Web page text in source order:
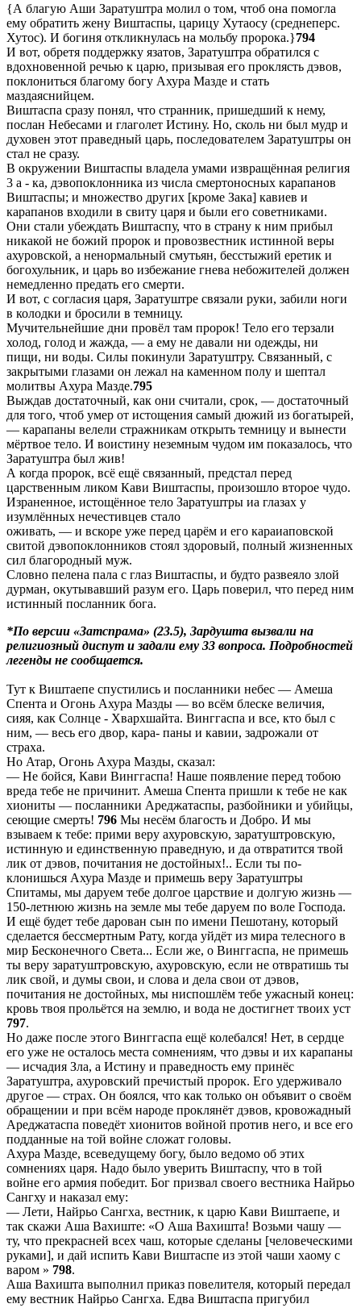
{А благую Аши Заратуштра молил о том, чтоб она помогла
ему обратить жену Виштаспы, царицу Хутаосу (среднеперс.
Хутос). И богиня откликнулась на мольбу пророка.}794
И вот, обретя поддержку язатов, Заратуштра обратился с
вдохновенной речью к царю, призывая его проклясть дэвов,
поклониться благому богу Ахура Мазде и стать
маздаяснийцем.
Виштаспа сразу понял, что странник, пришедший к нему,
послан Небесами и глаголет Истину. Но, сколь ни был мудр и
духовен этот праведный царь, последователем Заратуштры он
стал не сразу.
В окружении Виштаспы владела умами извращённая религия
3 а - ка, дэвопоклонника из числа смертоносных карапанов
Виштаспы; и множество других [кроме Зака] кавиев и
карапанов входили в свиту царя и были его советниками.
Они стали убеждать Виштаспу, что в страну к ним прибыл
никакой не божий пророк и провозвестник истинной веры
ахуровской, а ненормальный смутьян, бесстыжий еретик и
богохульник, и царь во избежание гнева небожителей должен
немедленно предать его смерти.
И вот, с согласия царя, Заратуштре связали руки, забили ноги
в колодки и бросили в темницу.
Мучительнейшие дни провёл там пророк! Тело его терзали
холод, голод и жажда, — а ему не давали ни одежды, ни
пищи, ни воды. Силы покинули Заратуштру. Связанный, с
закрытыми глазами он лежал на каменном полу и шептал
молитвы Ахура Мазде.795
Выждав достаточный, как они считали, срок, — достаточный
для того, чтоб умер от истощения самый дюжий из богатырей,
— карапаны велели стражникам открыть темницу и вынести
мёртвое тело. И воистину неземным чудом им показалось, что
Заратуштра был жив!
А когда пророк, всё ещё связанный, предстал перед
царственным ликом Кави Виштаспы, произошло второе чудо.
Израненное, истощённое тело Заратуштры иа глазах у
изумлённых нечестивцев стало
оживать, — и вскоре уже перед царём и его караиаповской
свитой дэвопоклонников стоял здоровый, полный жизненных
сил благородный муж.
Словно пелена пала с глаз Виштаспы, и будто развеяло злой
дурман, окутывавший разум его. Царь поверил, что перед ним
истинный посланник бога.
*По версии «Затспрама» (23.5), Зардушта вызвали на
религиозный диспут и задали ему 33 вопроса. Подробностей
легенды не сообщается.
Тут к Виштаепе спустились и посланники небес — Амеша
Спента и Огонь Ахура Мазды — во всём блеске величия,
сияя, как Солнце - Хвархшайта. Винггаспа и все, кто был с
ним, — весь его двор, кара- паны и кавии, задрожали от
страха.
Но Атар, Огонь Ахура Мазды, сказал:
— Не бойся, Кави Винггаспа! Наше появление перед тобою
вреда тебе не причинит. Амеша Спента пришли к тебе не как
хиониты — посланники Ареджатаспы, разбойники и убийцы,
сеющие смерть! 796 Мы несём благость и Добро. И мы
взываем к тебе: прими веру ахуровскую, заратуштровскую,
истинную и единственную праведную, и да отвратится твой
лик от дэвов, почитания не достойных!.. Если ты по-
клонишься Ахура Мазде и примешь веру Заратуштры
Спитамы, мы даруем тебе долгое царствие и долгую жизнь —
150-летнюю жизнь на земле мы тебе даруем по воле Господа.
И ещё будет тебе дарован сын по имени Пешотану, который
сделается бессмертным Рату, когда уйдёт из мира телесного в
мир Бесконечного Света... Если же, о Винггаспа, не примешь
ты веру заратуштровскую, ахуровскую, если не отвратишь ты
лик свой, и думы свои, и слова и дела свои от дэвов,
почитания не достойных, мы ниспошлём тебе ужасный конец:
кровь твоя прольётся на землю, и вода не достигнет твоих уст
797.
Но даже после этого Винггаспа ещё колебался! Нет, в сердце
его уже не осталось места сомнениям, что дэвы и их карапаны
— исчадия Зла, а Истину и праведность ему принёс
Заратуштра, ахуровский пречистый пророк. Его удерживало
другое — страх. Он боялся, что как только он объявит о своём
обращении и при всём народе проклянёт дэвов, кровожадный
Ареджатаспа поведёт хионитов войной против него, и все его
подданные на той войне сложат головы.
Ахура Мазде, всеведущему богу, было ведомо об этих
сомнениях царя. Надо было уверить Виштаспу, что в той
войне его армия победит. Бог призвал своего вестника Найрьо
Сангху и наказал ему:
— Лети, Найрьо Сангха, вестник, к царю Кави Виштаепе, и
так скажи Аша Вахиште: «О Аша Вахишта! Возьми чашу —
ту, что прекрасней всех чаш, которые сделаны [человеческими
руками], и дай испить Кави Виштаспе из этой чаши хаому с
варом » 798.
Аша Вахишта выполнил приказ повелителя, который передал
ему вестник Найрьо Сангха. Едва Виштаспа пригубил